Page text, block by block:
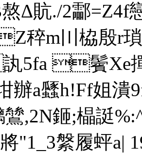
Δ貥./2酃
稡m〣栛殷
5fa 鬢Xe
辦a瓥h!Ff姐潰
,2N鉔;橸誔
"1_3縏履蚲